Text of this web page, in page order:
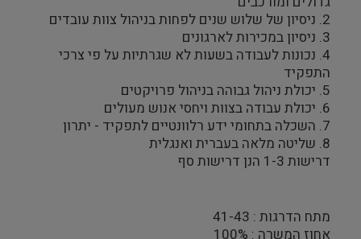
2. ניסיון של שלוש שנים לפחות בניהול צוות עובדים
3. ניסיון במכירות לארגונים
4. נכונות לעבודה בשעות לא שגרתיות על פי צרכי
התפקיד
5. יכולת ניהול גבוהה בניהול פרויקטים
6. יכולת עבודה בצוות ויחסי אנוש מעולים
7. השכלה בתחומי ידע רלוונטיים לתפקיד - יתרון
8. שליטה מלאה בעברית ואנגלית
דרישות 1-3 הנן דרישות סף
מתח הדרגות : 41-43
אחוז המשרה : 100%